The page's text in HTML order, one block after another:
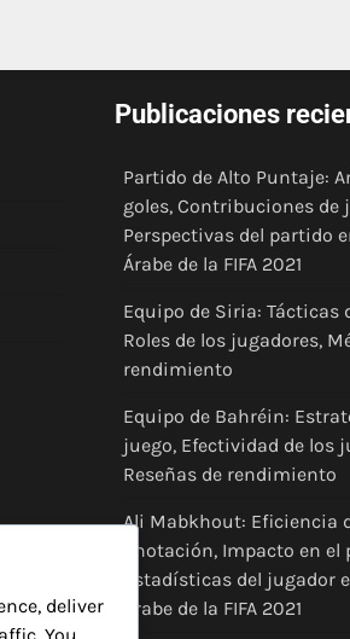
Publicaciones
Partido de Alto Puntaje:
goles, Contribuciones de
Perspectivas del partido
Árabe de la FIFA 2021
Equipo de Siria: Tácticas
Roles de los jugadores,
rendimiento
Equipo de Bahréin:
juego, Efectividad de los
Reseñas de rendimiento
Ali Mabkhout: Eficiencia
anotación, Impacto en el
Estadísticas del jugador
Árabe de la FIFA 2021
deliver